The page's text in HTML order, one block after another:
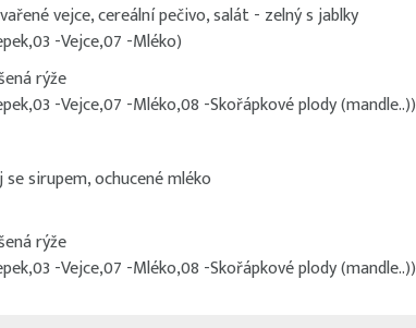
vejce, cereální pečivo, salát - zelný s jablky
-Vejce,07 -Mléko)
rýže
-Vejce,07 -Mléko,08 -Skořápkové plody (mandle..))
sirupem, ochucené mléko
rýže
-Vejce,07 -Mléko,08 -Skořápkové plody (mandle..))